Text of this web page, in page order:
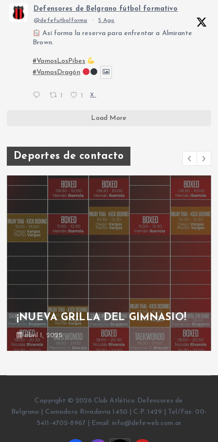
Defensores de Belgrano fútbol formativo
@defefutbolforma · 5 Ago
Así forma la reserva para enfrentar a Almirante
Brown.
#VamosLosPibes
#VamosDragón
1 1 X
Load More
Deportes de contacto
¡NUEVA GRILLA DEL GIMNASIO!
abril 1, 2025
Copyright © 2026 Club Atlético Defensores de
Belgrano | Comodoro Rivadavia 1450 | C.P. 1429 | Tel/Fax: 00-
5411-4702-8967 | Email: info@defeweb.com.ar